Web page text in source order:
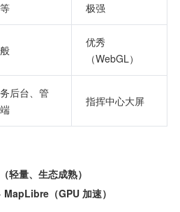
极强
优秀
（WebGL）
后台、管
指挥中心大屏
轻量、生态成熟）
MapLibre（GPU 加速）